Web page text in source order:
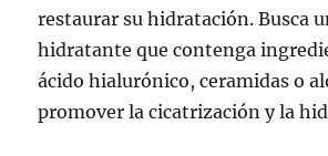
restaurar su hidratación. Busca
hidratante que contenga
ácido hialurónico, ceramidas o
promover la cicatrización y la